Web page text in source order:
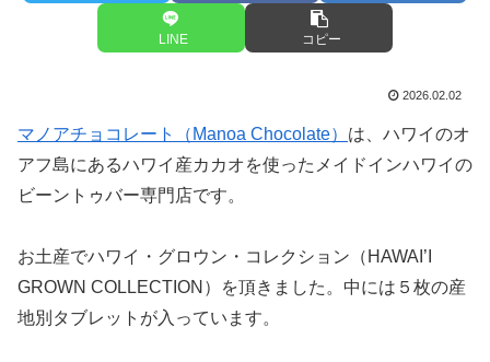
LINE コピー
2026.02.02
マノアチョコレート（Manoa Chocolate） は、ハワイのオ
アフ島にあるハワイ産カカオを使ったメイドインハワイの
ビーントゥバー専門店です。
お土産でハワイ・グロウン・コレクション（HAWAI’I
GROWN COLLECTION）を頂きました。中には５枚の産
地別タブレットが入っています。